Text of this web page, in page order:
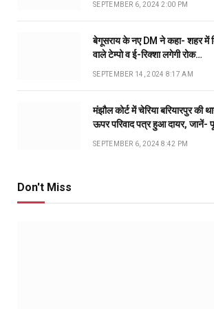
SEPTEMBER 6, 2024 2:00 PM
बेगूसराय के नए DM ने कहा- शहर में
वाले टेम्पो व ई-रिक्शा लगेगी रोक…
SEPTEMBER 14, 2024 8:17 AM
मंझौल कोर्ट में चेरिया बरियारपुर की
ऊपर परिवाद पत्र हुआ दायर, जानें-
SEPTEMBER 6, 2024 8:42 PM
Don't Miss